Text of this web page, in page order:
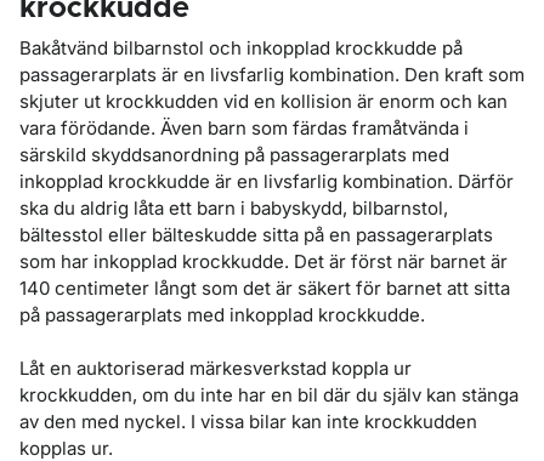
krockkudde
Bakåtvänd bilbarnstol och inkopplad krockkudde på
passagerarplats är en livsfarlig kombination. Den kraft som
skjuter ut krockkudden vid en kollision är enorm och kan
vara förödande. Även barn som färdas framåtvända i
särskild skyddsanordning på passagerarplats med
inkopplad krockkudde är en livsfarlig kombination. Därför
ska du aldrig låta ett barn i babyskydd, bilbarnstol,
bältesstol eller bälteskudde sitta på en passagerarplats
som har inkopplad krockkudde. Det är först när barnet är
140 centimeter långt som det är säkert för barnet att sitta
på passagerarplats med inkopplad krockkudde.
Låt en auktoriserad märkesverkstad koppla ur
krockkudden, om du inte har en bil där du själv kan stänga
av den med nyckel. I vissa bilar kan inte krockkudden
kopplas ur.